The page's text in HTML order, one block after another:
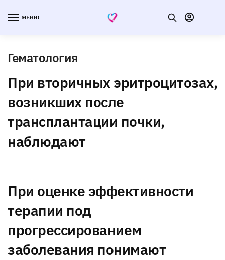
МЕНЮ
Гематология
При вторичных эритроцитозах,
возникших после
трансплантации почки,
наблюдают
При оценке эффективности
терапии под
прогрессированием
заболевания понимают